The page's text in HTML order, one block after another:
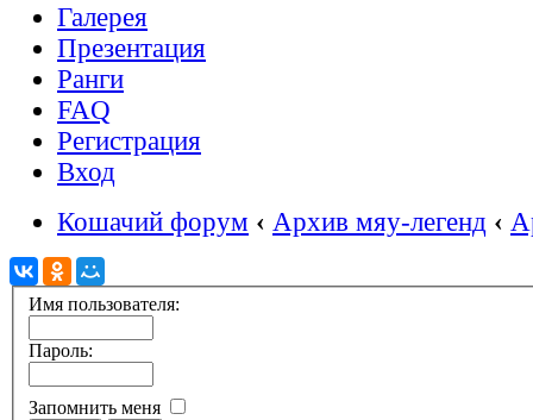
Галерея
Презентация
Ранги
FAQ
Регистрация
Вход
Кошачий форум ‹ Архив мяу-легенд ‹
Имя пользователя:
Пароль:
Запомнить меня